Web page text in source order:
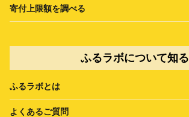
寄付上限額を調べる
ふるラボについて知る
ふるラボとは
よくあるご質問